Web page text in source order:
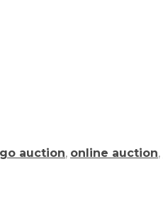
auction, online auction,